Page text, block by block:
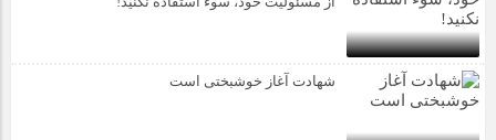
شهادت آغاز خوشبختی است